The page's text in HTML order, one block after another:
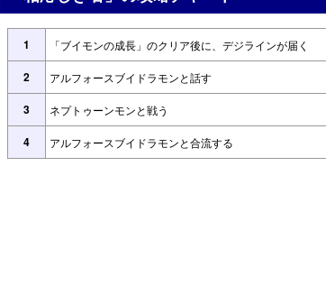
1 「ブイモンの成長」のクリア後に、デジラインが届く
2 アルフォースブイドラモンと話す
3 ネプトゥーンモンと戦う
4 アルフォースブイドラモンと合流する